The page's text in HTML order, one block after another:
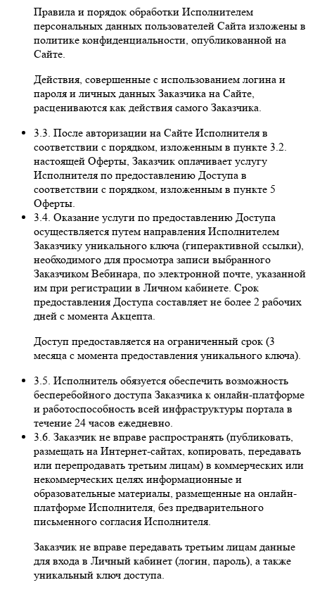
Правила и порядок обработки Исполнителем
персональных данных пользователей Сайта изложены в
политике конфиденциальности, опубликованной на
Сайте.
Действия, совершенные с использованием логина и
пароля и личных данных Заказчика на Сайте,
расцениваются как действия самого Заказчика.
3.3. После авторизации на Сайте Исполнителя в
соответствии с порядком, изложенным в пункте 3.2.
настоящей Оферты, Заказчик оплачивает услугу
Исполнителя по предоставлению Доступа в
соответствии с порядком, изложенным в пункте 5
Оферты.
3.4. Оказание услуги по предоставлению Доступа
осуществляется путем направления Исполнителем
Заказчику уникального ключа (гиперактивной ссылки),
необходимого для просмотра записи выбранного
Заказчиком Вебинара, по электронной почте, указанной
им при регистрации в Личном кабинете. Срок
предоставления Доступа составляет не более 2 рабочих
дней с момента Акцепта.
Доступ предоставляется на ограниченный срок (3
месяца с момента предоставления уникального ключа).
3.5. Исполнитель обязуется обеспечить возможность
бесперебойного доступа Заказчика к онлайн-платформе
и работоспособность всей инфраструктуры портала в
течение 24 часов ежедневно.
3.6. Заказчик не вправе распространять (публиковать,
размещать на Интернет-сайтах, копировать, передавать
или перепродавать третьим лицам) в коммерческих или
некоммерческих целях информационные и
образовательные материалы, размещенные на онлайн-
платформе Исполнителя, без предварительного
письменного согласия Исполнителя.
Заказчик не вправе передавать третьим лицам данные
для входа в Личный кабинет (логин, пароль), а также
уникальный ключ доступа.